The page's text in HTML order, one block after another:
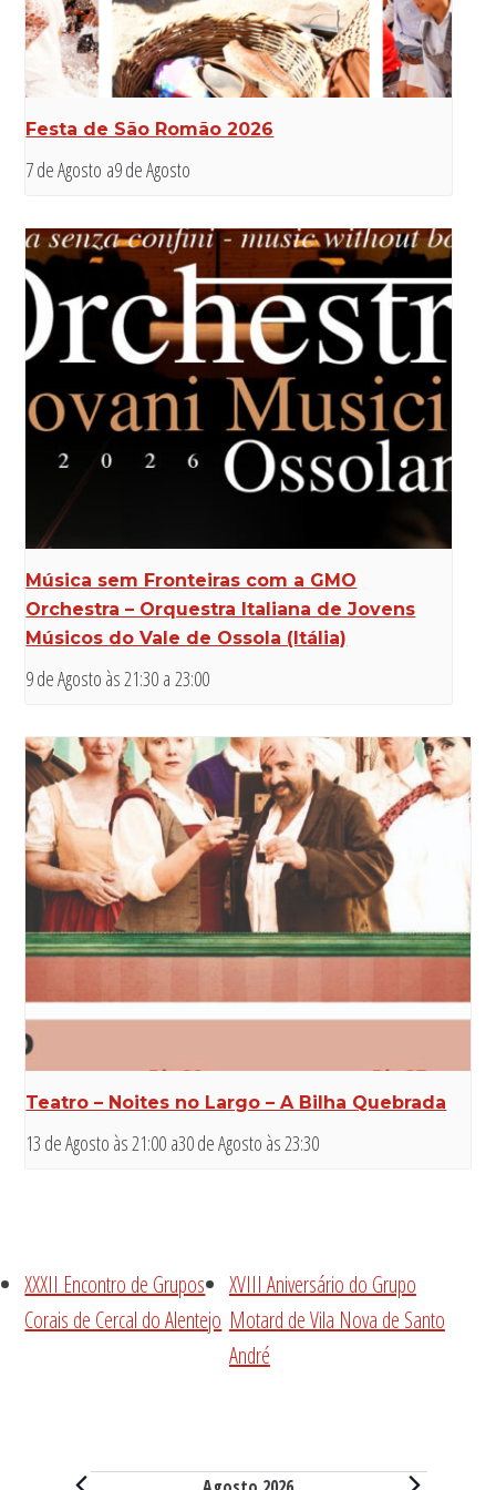
Festa de São Romão 2026
7 de Agosto a9 de Agosto
Música sem Fronteiras com a GMO
Orchestra – Orquestra Italiana de Jovens
Músicos do Vale de Ossola (Itália)
9 de Agosto às 21:30 a 23:00
Teatro – Noites no Largo – A Bilha Quebrada
13 de Agosto às 21:00 a30 de Agosto às 23:30
XXXII Encontro de Grupos
Corais de Cercal do Alentejo
XVIII Aniversário do Grupo
Motard de Vila Nova de Santo
André